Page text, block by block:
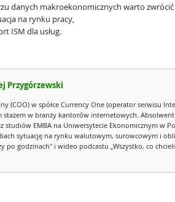
danych makroekonomicznych warto
na rynku pracy,
ISM dla usług.
Przygórzewski
(COO) w spółce Currency One (operator serwisu
stażem w branży kantorów internetowych.
studiów EMBA na Uniwersytecie Ekonomicznym w
sytuację na rynku walutowym, surowcowym i
po godzinach" i wideo podcastu „Wszystko, co